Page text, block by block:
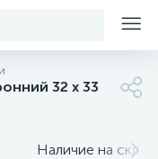
32 х 33
Наличие на